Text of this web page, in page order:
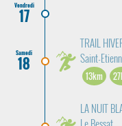
Vendredi
17
Samedi
18
TRAIL
Saint-
13km
LA NUIT
Le Bessat